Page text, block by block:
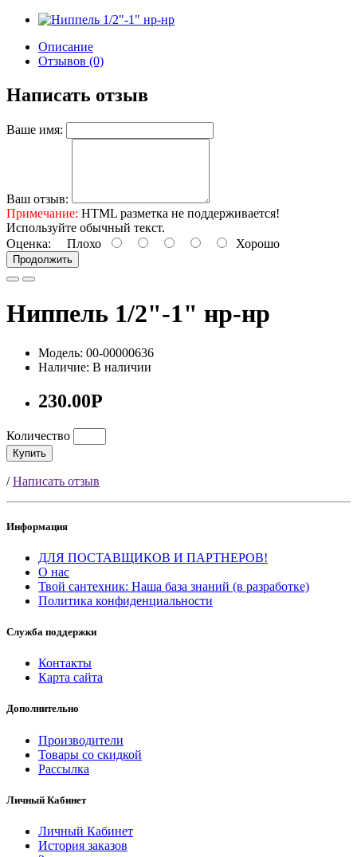
Описание
Отзывов (0)
Написать отзыв
Ваше имя:
Ваш отзыв:
Примечание: HTML разметка не поддерживается!
Используйте обычный текст.
Оценка: Плохо Хорошо
Продолжить
Ниппель 1/2"-1" нр-нр
Модель: 00-00000636
Наличие: В наличии
230.00Р
Количество
Купить
/Написать отзыв
Информация
ДЛЯ ПОСТАВЩИКОВ И ПАРТНЕРОВ!
О нас
Твой сантехник: Наша база знаний (в разработке)
Политика конфиденциальности
Служба поддержки
Контакты
Карта сайта
Дополнительно
Производители
Товары со скидкой
Рассылка
Личный Кабинет
Личный Кабинет
История заказов